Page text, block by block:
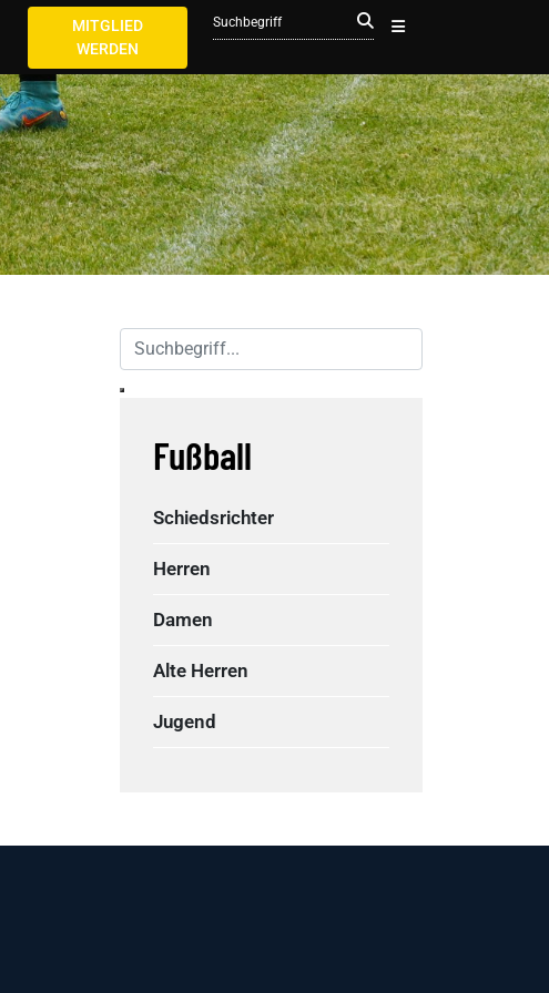
MITGLIED
WERDEN
Fußball
Schiedsrichter
Herren
Damen
Alte Herren
Jugend